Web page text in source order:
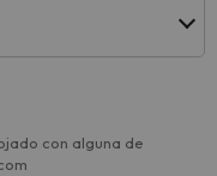
con alguna de